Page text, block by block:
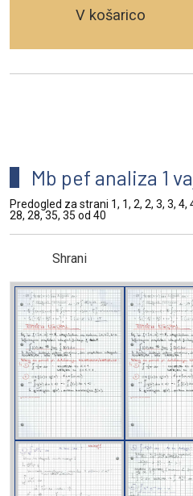
V košarico
Mb pef analiza 1
Predogled za strani 1, 1, 2, 2, 3, 3, 4,
28, 28, 35, 35 od 40
Shrani